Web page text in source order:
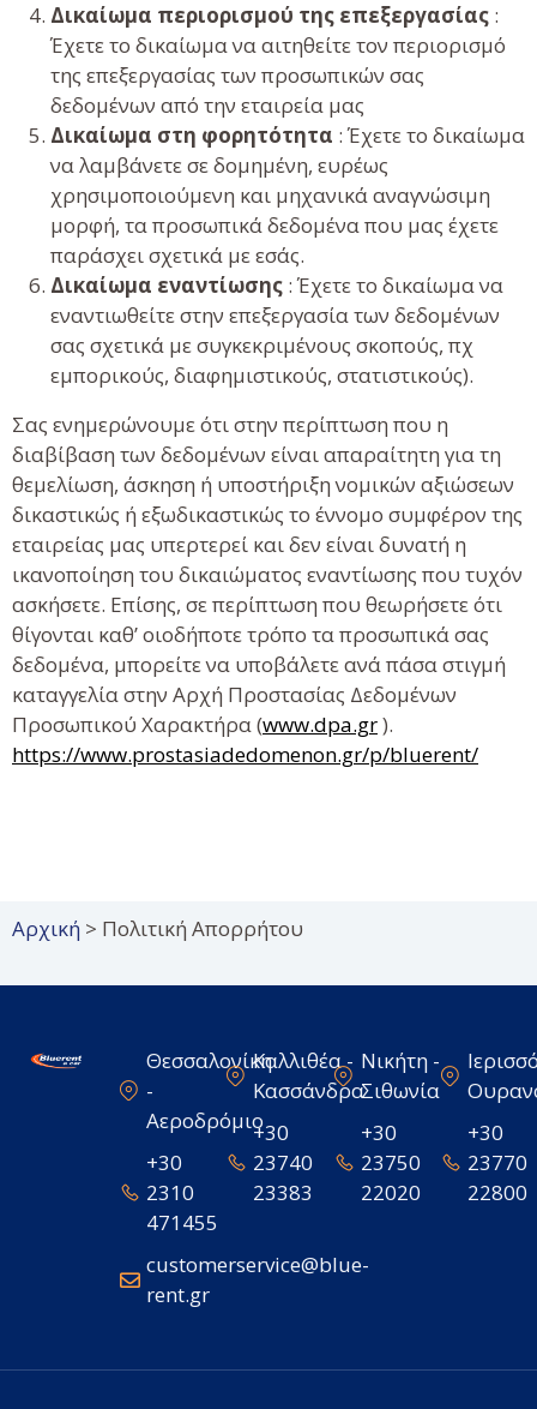
Δικαίωμα περιορισμού της επεξεργασίας :
Έχετε το δικαίωμα να αιτηθείτε τον περιορισμό
της επεξεργασίας των προσωπικών σας
δεδομένων από την εταιρεία μας
Δικαίωμα στη φορητότητα : Έχετε το δικαίωμα
να λαμβάνετε σε δομημένη, ευρέως
χρησιμοποιούμενη και μηχανικά αναγνώσιμη
μορφή, τα προσωπικά δεδομένα που μας έχετε
παράσχει σχετικά με εσάς.
Δικαίωμα εναντίωσης : Έχετε το δικαίωμα να
εναντιωθείτε στην επεξεργασία των δεδομένων
σας σχετικά με συγκεκριμένους σκοπούς, πχ
εμπορικούς, διαφημιστικούς, στατιστικούς).
Σας ενημερώνουμε ότι στην περίπτωση που η
διαβίβαση των δεδομένων είναι απαραίτητη για τη
θεμελίωση, άσκηση ή υποστήριξη νομικών αξιώσεων
δικαστικώς ή εξωδικαστικώς το έννομο συμφέρον της
εταιρείας μας υπερτερεί και δεν είναι δυνατή η
ικανοποίηση του δικαιώματος εναντίωσης που τυχόν
ασκήσετε. Επίσης, σε περίπτωση που θεωρήσετε ότι
θίγονται καθ’ οιοδήποτε τρόπο τα προσωπικά σας
δεδομένα, μπορείτε να υποβάλετε ανά πάσα στιγμή
καταγγελία στην Αρχή Προστασίας Δεδομένων
Προσωπικού Χαρακτήρα (www.dpa.gr).
https://www.prostasiadedomenon.gr/p/bluerent/
Αρχική > Πολιτική Απορρήτου
Θεσσαλονίκη
-
Αεροδρόμιο
+30
2310
471455
customerservice@blue-
rent.gr
Καλλιθέα -
Κασσάνδρα
+30
23740
23383
Νικήτη -
Σιθωνία
+30
23750
22020
+30
23770
22800